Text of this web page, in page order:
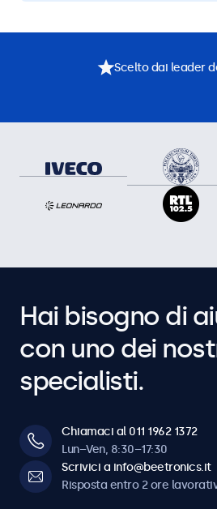
Scelto dai leader
Hai bisogno di
con uno dei
specialisti.
Chiamaci al 011 1962 1372
Lun–Ven, 8:30–17:30
Scrivici a info@beetronics.it
Risposta entro 2 ore